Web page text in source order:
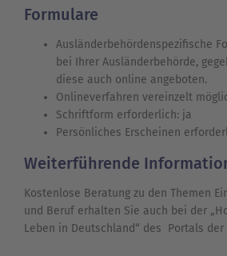
Formulare
Ausländerbehördenspezifische
bei Ihrer Ausländerbehörde,
diese auch online angeboten.
Onlineverfahren vereinzelt
Schriftform erforderlich: ja
Persönliches Erscheinen
Weiterführende
Kostenlose Beratung zu den Themen
und Beruf erhalten Sie auch bei der
Leben in Deutschland“ des Portals der